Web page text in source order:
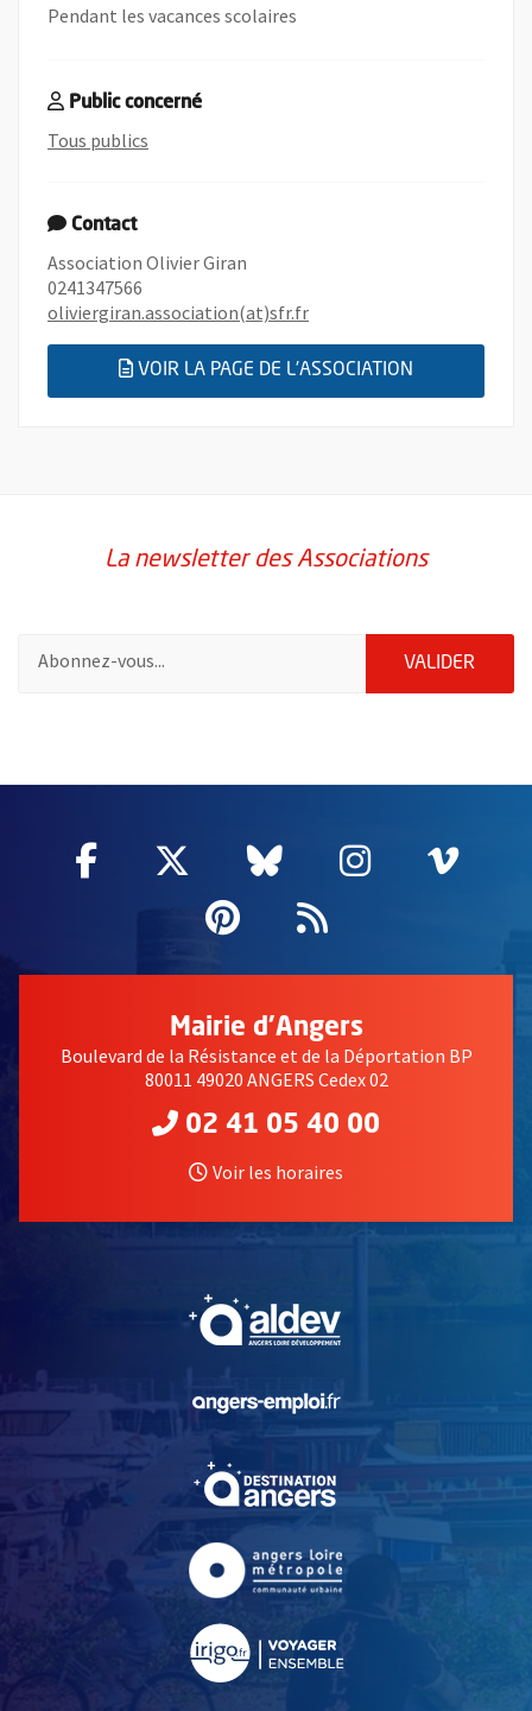
Pendant les vacances scolaires
Public concerné
Tous publics
Contact
Association Olivier Giran
0241347566
oliviergiran.association(at)sfr.fr, Ouvre une nouvelle
VOIR LA PAGE DE L'ASSOCIATION
La newsletter des Associations
VALIDER
Facebook
, Ouvre une nouvelle fenêtre
Twitter
, Ouvre une nouvelle
Bluesky
, Ouvre une
Instagram
, Ouvre
,
Pinterest
, Ouvre une
Flux RSS
Mairie d'Angers
Boulevard de la Résistance et de la Déportation BP
80011 49020 ANGERS Cedex 02
02 41 05 40 00
Voir les horaires
, Ouvre une nouvelle
, Ouvre une nouvelle